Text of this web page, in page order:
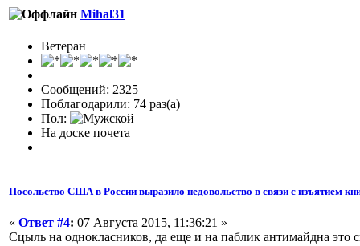
Mihal31
Ветеран
Сообщений: 2325
Поблагодарили: 74 раз(а)
Пол:
На доске почета
Посольство США в России выразило недовольство в связи с изъятием
« Ответ #4: 07 Августа 2015, 11:36:21 »
Сцыль на однокласников, да еще и на паблик антимайдна это